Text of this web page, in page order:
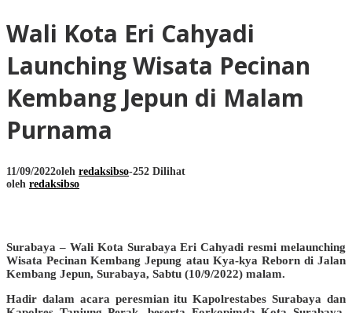
Wali Kota Eri Cahyadi
Launching Wisata Pecinan
Kembang Jepun di Malam
Purnama
11/09/2022oleh redaksibso-252 Dilihat
oleh redaksibso
Surabaya – Wali Kota Surabaya Eri Cahyadi resmi melaunching
Wisata Pecinan Kembang Jepung atau Kya-kya Reborn di Jalan
Kembang Jepun, Surabaya, Sabtu (10/9/2022) malam.
Hadir dalam acara peresmian itu Kapolrestabes Surabaya dan